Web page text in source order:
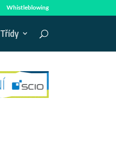
Whistleblowing
Třídy